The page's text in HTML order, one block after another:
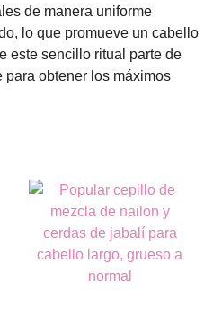
de manera uniforme
lo que promueve un cabello
este sencillo ritual parte de
para obtener los máximos